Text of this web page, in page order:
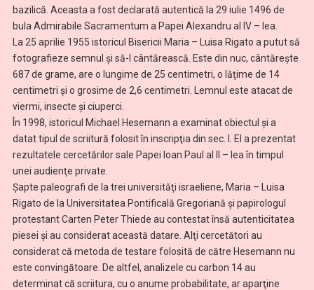
bazilică. Aceasta a fost declarată autentică la 29 iulie 1496 de
bula Admirabile Sacramentum a Papei Alexandru al IV – lea.
La 25 aprilie 1955 istoricul Bisericii Maria – Luisa Rigato a putut să
fotografieze semnul şi să-l cântărească. Este din nuc, cântăreşte
687 de grame, are o lungime de 25 centimetri, o lăţime de 14
centimetri şi o grosime de 2,6 centimetri. Lemnul este atacat de
viermi, insecte şi ciuperci.
În 1998, istoricul Michael Hesemann a examinat obiectul şi a
datat tipul de scriitură folosit în inscripţia din sec. I. El a prezentat
rezultatele cercetărilor sale Papei Ioan Paul al II – lea în timpul
unei audienţe private.
Şapte paleografi de la trei universităţi israeliene, Maria – Luisa
Rigato de la Universitatea Pontificală Gregoriană şi papirologul
protestant Carten Peter Thiede au contestat însă autenticitatea
piesei şi au considerat această datare. Alţi cercetători au
considerat că metoda de testare folosită de către Hesemann nu
este convingătoare. De altfel, analizele cu carbon 14 au
determinat că scriitura, cu o anume probabilitate, ar aparţine